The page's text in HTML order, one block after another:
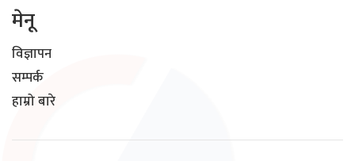
मेनू
विज्ञापन
सम्पर्क
हाम्रो बारे